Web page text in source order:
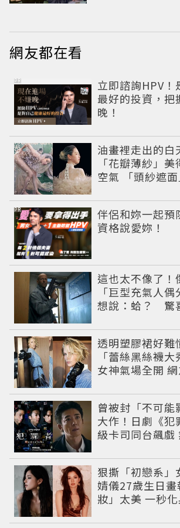
網友都在看
立即諮詢HPV！
最好的投資，把
晚！
PR
油畫裡走出的白
「花瓣薄紗」
空氣 「頭紗遮
伴侶和妳一起預
資格說愛妳！
PR
這也太不像了！
「巨型充氣人
想說：蛤？ 驚
透明塑膠裙好難
「蕾絲黑絲襪大
女神氣場全開
曾被封「不可能
大作！日劇《犯
級卡司同台飆戲
狠撕「初戀系」
婧儀27歲生日
妝」太美 一秒